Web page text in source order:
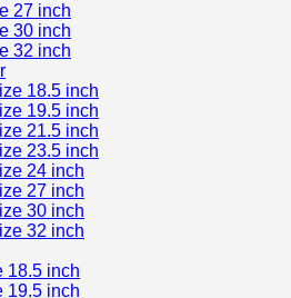
27 inch
30 inch
32 inch
18.5 inch
19.5 inch
21.5 inch
23.5 inch
24 inch
27 inch
30 inch
32 inch
18.5 inch
19.5 inch